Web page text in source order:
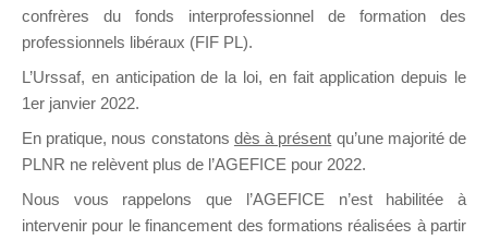
DIRIGEANT
il y a un mois
confrères du fonds interprofessionnel de formation des
professionnels libéraux (FIF PL).
L’Urssaf, en anticipation de la loi, en fait application depuis le
1er janvier 2022.
En pratique, nous constatons dès à présent qu’une majorité de
PLNR ne relèvent plus de l’AGEFICE pour 2022.
Nous vous rappelons que l’AGEFICE n’est habilitée à
intervenir pour le financement des formations réalisées à partir